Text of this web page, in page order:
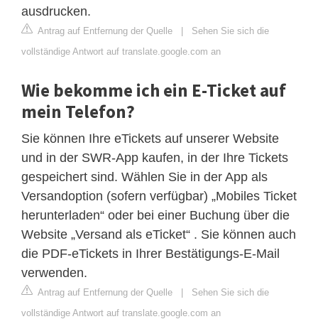
ausdrucken.
Antrag auf Entfernung der Quelle | Sehen Sie sich die
vollständige Antwort auf translate.google.com an
Wie bekomme ich ein E-Ticket auf
mein Telefon?
Sie können Ihre eTickets auf unserer Website
und in der SWR-App kaufen, in der Ihre Tickets
gespeichert sind. Wählen Sie in der App als
Versandoption (sofern verfügbar) „Mobiles Ticket
herunterladen“ oder bei einer Buchung über die
Website „Versand als eTicket“ . Sie können auch
die PDF-eTickets in Ihrer Bestätigungs-E-Mail
verwenden.
Antrag auf Entfernung der Quelle | Sehen Sie sich die
vollständige Antwort auf translate.google.com an